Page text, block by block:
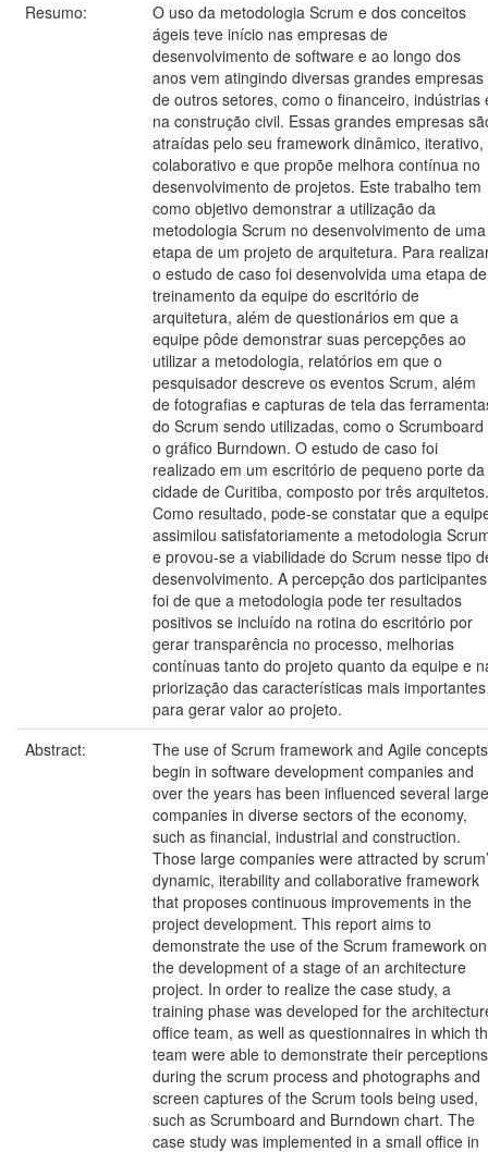
Resumo:
O uso da metodologia Scrum e dos conceitos
ágeis teve início nas empresas de
desenvolvimento de software e ao longo dos
anos vem atingindo diversas grandes empresas
de outros setores, como o financeiro, indústrias
na construção civil. Essas grandes empresas
atraídas pelo seu framework dinâmico, iterativo,
colaborativo e que propõe melhora contínua no
desenvolvimento de projetos. Este trabalho tem
como objetivo demonstrar a utilização da
metodologia Scrum no desenvolvimento de uma
etapa de um projeto de arquitetura. Para
o estudo de caso foi desenvolvida uma etapa de
treinamento da equipe do escritório de
arquitetura, além de questionários em que a
equipe pôde demonstrar suas percepções ao
utilizar a metodologia, relatórios em que o
pesquisador descreve os eventos Scrum, além
de fotografias e capturas de tela das
do Scrum sendo utilizadas, como o Scrumboard
o gráfico Burndown. O estudo de caso foi
realizado em um escritório de pequeno porte da
cidade de Curitiba, composto por três arquitetos.
Como resultado, pode-se constatar que a
assimilou satisfatoriamente a metodologia
e provou-se a viabilidade do Scrum nesse tipo
desenvolvimento. A percepção dos participantes
foi de que a metodologia pode ter resultados
positivos se incluído na rotina do escritório por
gerar transparência no processo, melhorias
contínuas tanto do projeto quanto da equipe e
priorização das características mais importantes
para gerar valor ao projeto.
Abstract:
The use of Scrum framework and Agile concepts
begin in software development companies and
over the years has been influenced several large
companies in diverse sectors of the economy,
such as financial, industrial and construction.
Those large companies were attracted by
dynamic, iterability and collaborative framework
that proposes continuous improvements in the
project development. This report aims to
demonstrate the use of the Scrum framework on
the development of a stage of an architecture
project. In order to realize the case study, a
training phase was developed for the
office team, as well as questionnaires in which
team were able to demonstrate their perceptions
during the scrum process and photographs and
screen captures of the Scrum tools being used,
such as Scrumboard and Burndown chart. The
case study was implemented in a small office in